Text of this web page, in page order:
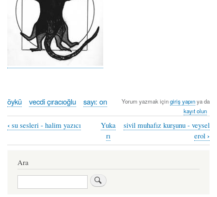
öykü vecdi çıracıoğlu sayı: on Yorum yazmak içingiriş yapınya da
kayıt olun
Book
traversal
links
for
yağmur
‹ su sesleri - halim yazıcı
Yuka
rı
sivil muhafız kurşunu - veysel
erol ›
Ara
Ara